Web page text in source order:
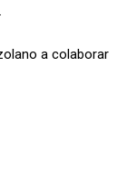
a colaborar